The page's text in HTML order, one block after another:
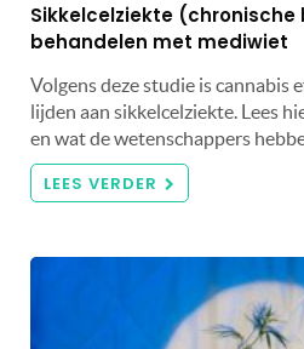
Sikkelcelziekte
behandelen met mediwiet
Volgens deze studie is cannabis
lijden aan sikkelcelziekte. Lees
en wat de wetenschappers
LEES VERDER